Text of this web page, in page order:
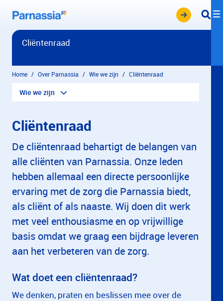
Overslaan en naar hoofdinhoud gaan
Cliëntenraad
Home Over Parnassia Wie we zijn Cliëntenraad
Wie we zijn
Cliëntenraad
De cliëntenraad behartigt de belangen van
alle cliënten van Parnassia. Onze leden
hebben allemaal een directe persoonlijke
ervaring met de zorg die Parnassia biedt,
als cliënt of als naaste. Wij doen dit werk
met veel enthousiasme en op vrijwillige
basis omdat we graag een bijdrage leveren
aan het verbeteren van de zorg.
Wat doet een cliëntenraad?
We denken, praten en beslissen mee over de